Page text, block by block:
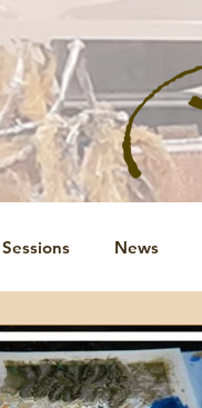
Sessions News